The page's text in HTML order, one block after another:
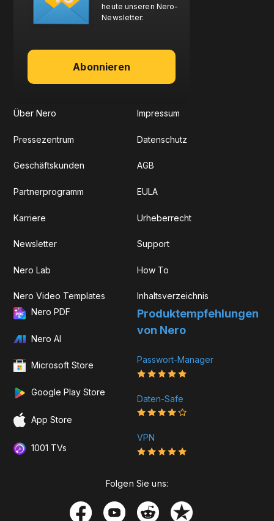
heute unseren Nero-
Newsletter:
Abonnieren
Über Nero
Pressezentrum
Geschäftskunden
Partnerprogramm
Karriere
Newsletter
Nero Lab
Nero Video Templates
Impressum
Datenschutz
AGB
EULA
Urheberrecht
Support
How To
Inhaltsverzeichnis
Nero PDF
Nero AI
Microsoft Store
Google Play Store
App Store
1001 TVs
Produkt­­empfehlungen
von Nero
Passwort-Manager
Daten-Safe
VPN
Folgen Sie uns: